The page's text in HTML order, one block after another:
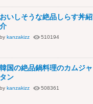
おいしそうな絶品しらす丼紹
介
by kanzakizz 510194
韓国の絶品鍋料理のカムジャ
タン
by kanzakizz 508361